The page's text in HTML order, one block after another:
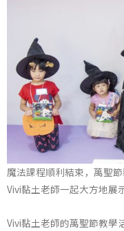
魔法課程順利結束，萬聖
Vivi黏土老師一起大方地展
Vivi黏土老師的萬聖節教學